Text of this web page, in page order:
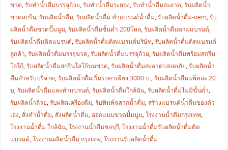
ขวด, รับทำน้ำดื่มบรรจุถ้วย, รับทำน้ำดื่มระยอง, รับทำน้ำดื่มสะอาด, รับผลิตน้ำ
ขวดสกรีน, รับผลิตน้ำดื่ม, รับผลิตน้ำดื่ม ทำแบรนด์น้ำดื่ม, รับผลิตน้ำดื่ม-oem, รับ
ผลิตน้ำดื่มขวดปั๊มนูน, รับผลิตน้ำดื่มขั้นต่ำ 200โหล, รับผลิตน้ำดื่มตามแบรนด์,
รับผลิตน้ำดื่มติดแบรนด์, รับผลิตน้ำดื่มติดแบรนด์บริษัท, รับผลิตน้ำดื่มติดแบรนด์
ลูกค้า, รับผลิตน้ำดื่มบรรจุขวด, รับผลิตน้ำดื่มบรรจุถ้วย, รับผลิตน้ำดื่มพร้อมสกรีน
โลโก้, รับผลิตน้ำดื่มสกรีนโลโก้บนขวด, รับผลิตน้ำดื่มสะอาดปลอดภัย, รับผลิตน้ำ
ดื่มสำหรับบริจาค, รับผลิตน้ำดื่มเริ่มราคาเพียง 3000 บ., รับผลิตน้ำดื่มแพ็คละ 20
บ, รับผลิตน้ำดื่มและทำแบรนด์, รับผลิตน้ำดื่มใกล้ฉัน, รับผลิตน้ำดื่มไม่มีขั้นต่ำ,
รับผลิตน้ำถ้วย, รับผลิตเครื่องดื่ม, รับพิมพ์ฉลากน้ำดื่ม, สร้างแบรนด์น้ำดื่มของตัว
เอง, สั่งทำน้ำดื่ม, สั่งผลิตน้ำดื่ม, ออกแบบขวดปั้มนูน, โรงงานน้ำดืมกรุงเทพ,
โรงงานน้ำดื่ม ใกล้ฉัน, โรงงานน้ำดื่มชลบุรี, โรงงานน้ำดื่มรับผลิตน้ำดื่มติด
แบรนด์, โรงงานผลิตน้ำดื่ม กรุงเทพ, โรงงานรับผลิตน้ำดื่ม